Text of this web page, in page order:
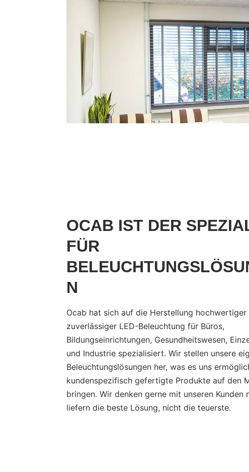
OCAB IST DER
FÜR
N
Ocab hat sich auf die Herstellung hochwertiger
zuverlässiger LED-Beleuchtung für Büros,
Bildungseinrichtungen, Gesundheitswesen,
und Industrie spezialisiert. Wir stellen unsere
Beleuchtungslösungen her, was es uns
kundenspezifisch gefertigte Produkte auf den
bringen. Wir denken gerne mit unseren Kunden
liefern die beste Lösung, nicht die teuerste.